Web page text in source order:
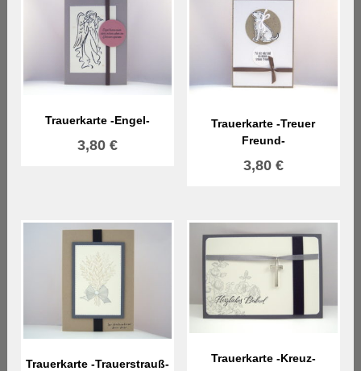
Trauerkarte -Engel-
3,80€
Trauerkarte -Treuer
Freund-
3,80 €
Trauerkarte -Trauerstrauß- Trauerkarte -Kreuz-